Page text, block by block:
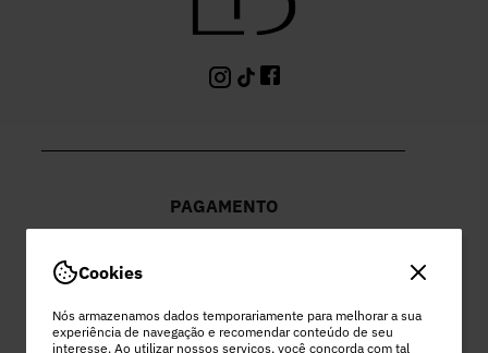
Cookies
Nós armazenamos dados temporariamente para melhorar a sua
experiência de navegação e recomendar conteúdo de seu
interesse. Ao utilizar nossos serviços, você concorda com tal
PAGAMENTO
PEC COMERCIO DO VESTUARIO LTDA